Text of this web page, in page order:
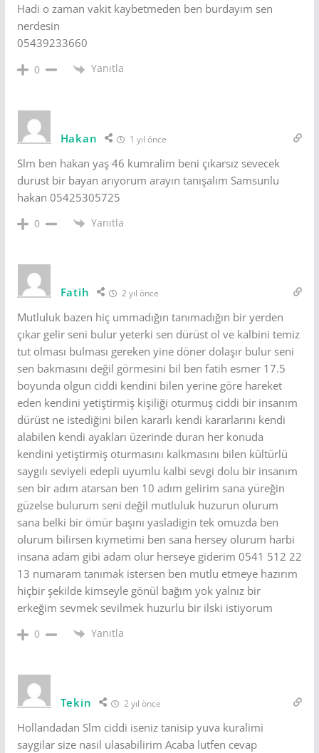
Hadi o zaman vakit kaybetmeden ben burdayım sen
nerdesin
05439233660
0 Yanıtla
Hakan 1 yıl önce
Slm ben hakan yaş 46 kumralim beni çıkarsız sevecek
durust bir bayan arıyorum arayın tanışalım Samsunlu
hakan 05425305725
0 Yanıtla
Fatih 2 yıl önce
Mutluluk bazen hiç ummadığın tanımadığın bir yerden
çıkar gelir seni bulur yeterki sen dürüst ol ve kalbini temiz
tut olması bulması gereken yine döner dolaşır bulur seni
sen bakmasını değil görmesini bil ben fatih esmer 17.5
boyunda olgun ciddi kendini bilen yerine göre hareket
eden kendini yetiştirmiş kişiliği oturmuş ciddi bir insanım
dürüst ne istediğini bilen kararlı kendi kararlarını kendi
alabilen kendi ayakları üzerinde duran her konuda
kendini yetiştirmiş oturmasını kalkmasını bilen kültürlü
saygılı seviyeli edepli uyumlu kalbi sevgi dolu bir insanım
sen bir adım atarsan ben 10 adım gelirim sana yüreğin
güzelse bulurum seni değil mutluluk huzurun olurum
sana belki bir ömür başını yasladigin tek omuzda ben
olurum bilirsen kıymetimi ben sana hersey olurum harbi
insana adam gibi adam olur herseye giderim 0541 512 22
13 numaram tanımak istersen ben mutlu etmeye hazırım
hiçbir şekilde kimseyle gönül bağım yok yalnız bir
erkeğim sevmek sevilmek huzurlu bir ilski istiyorum
0 Yanıtla
Tekin 2 yıl önce
Hollandadan Slm ciddi iseniz tanisip yuva kuralimi
saygilar size nasil ulasabilirim Acaba lutfen cevap